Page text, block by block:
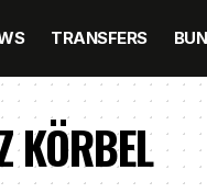
TRANSFERS
KÖRBEL